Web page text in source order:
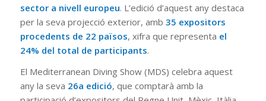
sector a nivell europeu. L’edició d’aquest any destaca
per la seva projecció exterior, amb 35 expositors
procedents de 22 països, xifra que representa el
24% del total de participants.
El Mediterranean Diving Show (MDS) celebra aquest
any la seva 26a edició, que comptarà amb la